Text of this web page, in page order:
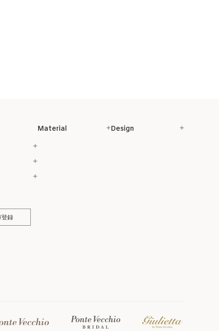
録
Material Design